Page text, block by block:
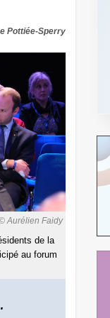
Pottiée-Sperry
Aurélien Faidy
de la
au forum